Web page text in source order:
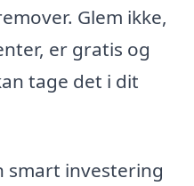
Glem ikke,
er gratis og
tage det i dit
smart investering